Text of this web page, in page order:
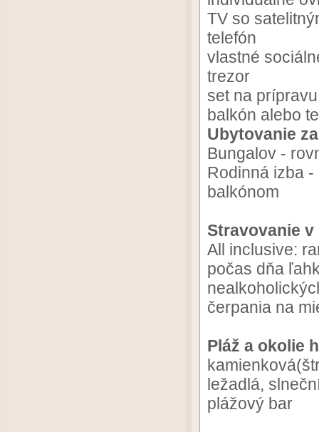
TV so
telefón
vlastné
trezor
set na
balkón alebo
Ubytovanie
Bungalov -
Rodinná izba
balkónom
Stravovanie
All inclusive:
počas dňa
čerpania na
Pláž a okolie
ležadlá,
plážový bar